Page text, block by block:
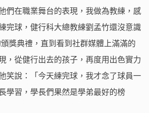
們在職業舞台的表現，我做為教練，感
完球，健行科大總教練劉孟竹還沒意識
頒獎典禮，直到看到社群媒體上滿滿的
，從健行出去的孩子，再度用出色實力
笑說：「今天練完球，我才念了球員一
學習，學長們果然是學弟最好的榜